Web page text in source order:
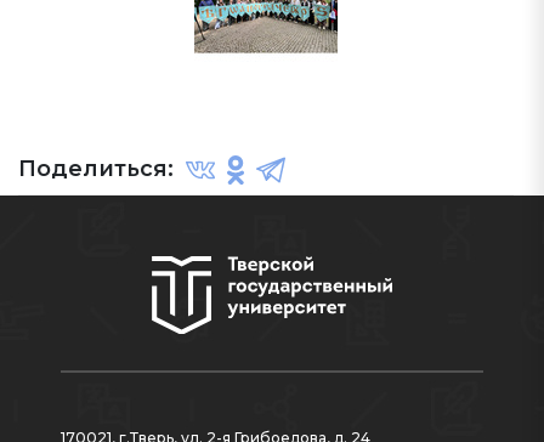
Поделиться:
170021, г.Тверь, ул. 2-я Грибоедова, д. 24